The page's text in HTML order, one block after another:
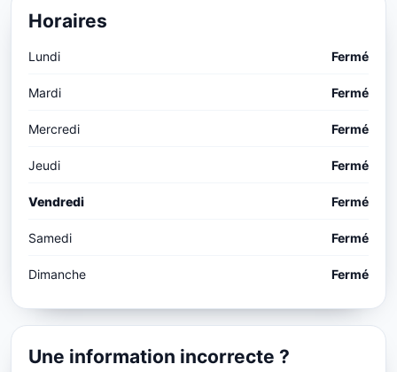
Horaires
Lundi Fermé
Mardi Fermé
Mercredi Fermé
Jeudi Fermé
Vendredi Fermé
Samedi Fermé
Dimanche Fermé
Une information incorrecte ?